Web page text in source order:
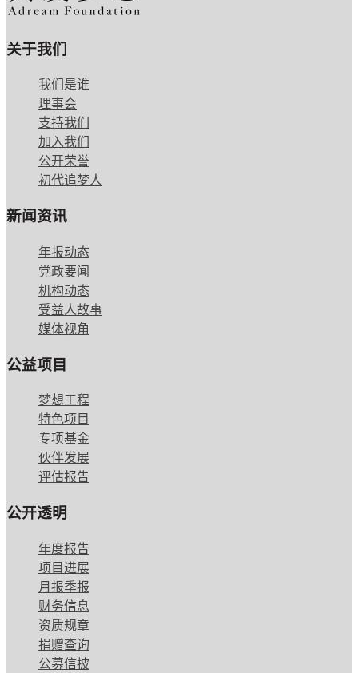
关于我们
我们是谁
理事会
支持我们
加入我们
公开荣誉
初代追梦人
新闻资讯
年报动态
党政要闻
机构动态
受益人故事
媒体视角
公益项目
梦想工程
特色项目
专项基金
伙伴发展
评估报告
公开透明
年度报告
项目进展
月报季报
财务信息
资质规章
捐赠查询
公募信披